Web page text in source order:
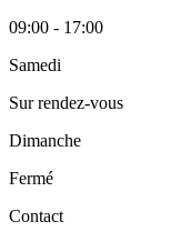
09:00 - 17:00
Samedi
Sur rendez-vous
Dimanche
Fermé
Contact